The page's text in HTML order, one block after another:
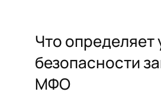
Что определяет
безопасности
МФО